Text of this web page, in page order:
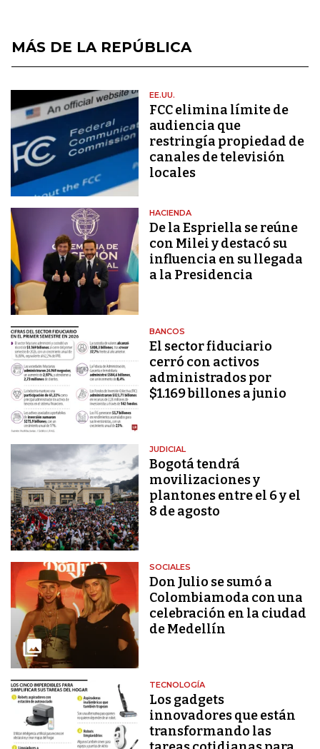
MÁS DE LA REPÚBLICA
EE.UU.
FCC elimina límite de
audiencia que
restringía propiedad de
canales de televisión
locales
HACIENDA
De la Espriella se reúne
con Milei y destacó su
influencia en su llegada
a la Presidencia
BANCOS
El sector fiduciario
cerró con activos
administrados por
$1.169 billones a junio
JUDICIAL
Bogotá tendrá
movilizaciones y
plantones entre el 6 y el
8 de agosto
SOCIALES
Don Julio se sumó a
Colombiamoda con una
celebración en la ciudad
de Medellín
TECNOLOGÍA
Los gadgets
innovadores que están
transformando las